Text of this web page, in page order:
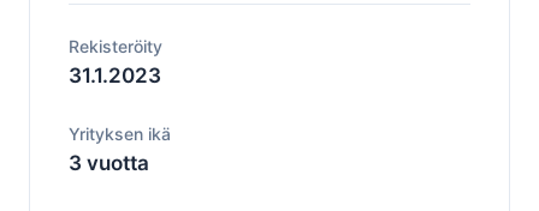
Rekisteröity
31.1.2023
Yrityksen ikä
3 vuotta